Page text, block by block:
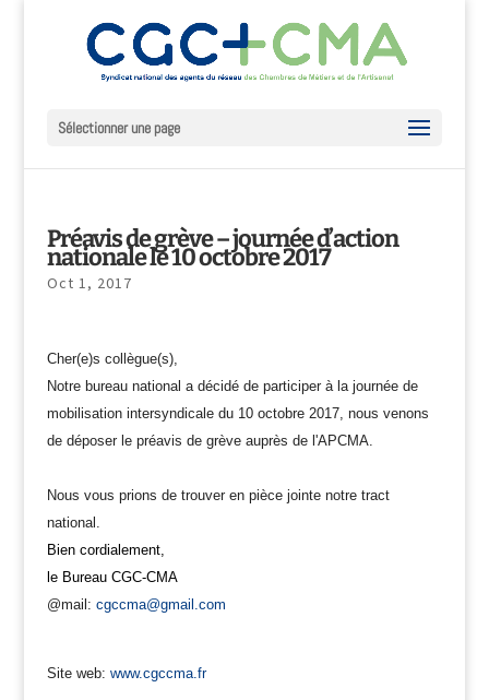
Sélectionner une page
Préavis de grève – journée d’action
nationale le 10 octobre 2017
Oct 1, 2017
Cher(e)s collègue(s),
Notre bureau national a décidé de participer à la journée de
mobilisation intersyndicale du 10 octobre 2017, nous venons
de déposer le préavis de grève auprès de l'APCMA.
Nous vous prions de trouver en pièce jointe notre tract
national.
​Bien cordialement,
le Bureau​ CGC-CMA
@mail: cgccma@gmail.com
Site web: www.cgccma.fr